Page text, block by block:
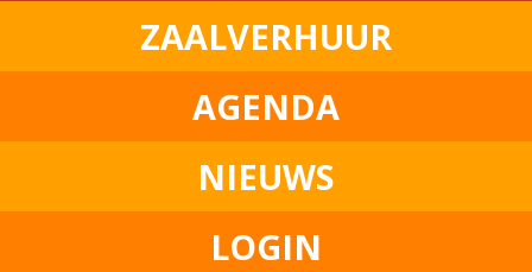
ZAALVERHUUR
AGENDA
NIEUWS
LOGIN